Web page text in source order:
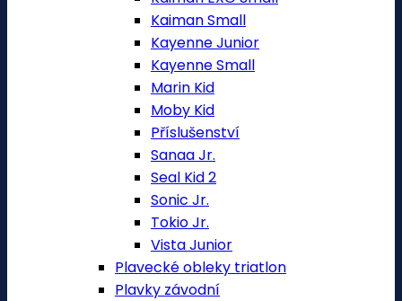
Kaiman Small
Kayenne Junior
Kayenne Small
Marin Kid
Moby Kid
Příslušenství
Sanaa Jr.
Seal Kid 2
Sonic Jr.
Tokio Jr.
Vista Junior
Plavecké obleky triatlon
Plavky závodní